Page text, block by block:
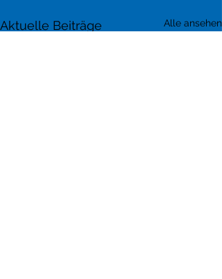
Aktuelle Beiträge Alle ansehen